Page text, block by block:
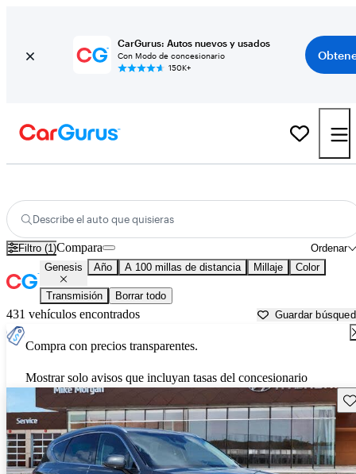
CarGurus: Autos nuevos y usados
Con Modo de concesionario
150K+
Describe el auto que quisieras
Filtro (1) Ordenar
Compara
Genesis Año A 100 millas de distancia Millaje Color
Transmisión Borrar todo
431 vehículos encontrados Guardar
Compra con precios transparentes.
Mostrar solo avisos que incluyan tasas del concesionario